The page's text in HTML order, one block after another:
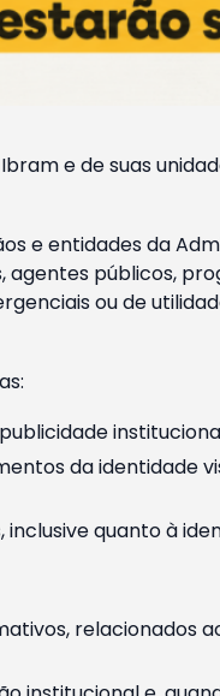
e de suas
e entidades da
públicos,
ou de
da identidade
quanto à
relacionados